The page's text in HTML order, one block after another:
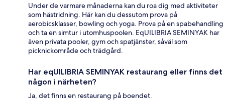
Under de varmare månaderna kan du roa dig med aktiviteter
som hästridning. Här kan du dessutom prova på
aerobicsklasser, bowling och yoga. Prova på en spabehandling
och ta en simtur i utomhuspoolen. EqUILIBRIA SEMINYAK har
även privata pooler, gym och spatjänster, såväl som
picknickområde och trädgård.
Har eqUILIBRIA SEMINYAK restaurang eller finns det
någon i närheten?
Ja, det finns en restaurang på boendet.